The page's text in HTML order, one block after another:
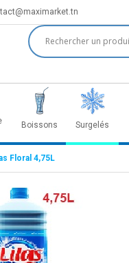
Boissons Surgelés
Floral 4,75L